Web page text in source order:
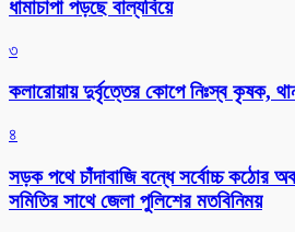
ধামাচাপা পড়ছে বাল্যবিয়ে
৩
কলারোয়ায় দুর্বৃত্তের কোপে নিঃস্ব কৃষক,
৪
সড়ক পথে চাঁদাবাজি বন্ধে সর্বোচ্চ কঠোর
সমিতির সাথে জেলা পুলিশের মতবিনিময়